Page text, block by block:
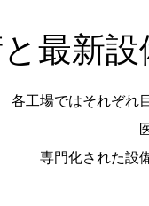
最新設
各工場ではそれぞれ
専門化された設